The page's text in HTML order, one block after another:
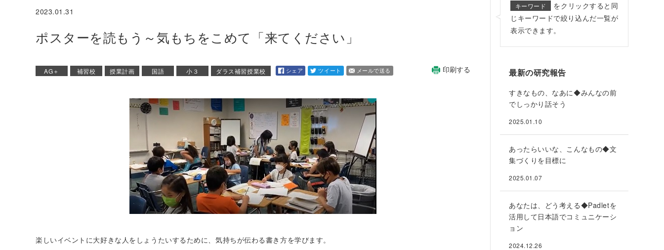
2023.01.31
ポスターを読もう～気もちをこめて「来てください」
AG＋ 補習校 授業計画 国語 小３ ダラス補習授業校 シェア ツイート メールで送る 印刷する
楽しいイベントに大好きな人をしょうたいするために、気持ちが伝わる書き方を学びます。
キーワード
をクリックすると同
じキーワードで絞り込んだ一覧が
表示できます。
最新の研究報告
すきなもの、なあに◆みんなの前
でしっかり話そう
2025.01.10
あったらいいな、こんなもの◆文
集づくりを目標に
2025.01.07
あなたは、どう考える◆Padletを
活用して日本語でコミュニケーシ
ョン
2024.12.26